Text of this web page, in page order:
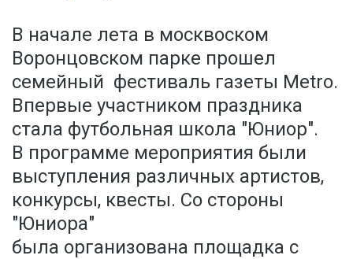
В начале лета в москвоском
Воронцовском парке прошел
семейный фестиваль газеты Metro.
Впервые участником праздника
стала футбольная школа "Юниор".
В программе мероприятия были
выступления различных артистов,
конкурсы, квесты. Со стороны
"Юниора"
была организована площадка с